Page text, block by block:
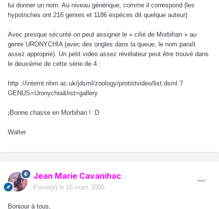
lui donner un nom. Au niveau générique, comme il correspond (les
hypotriches ont 216 genres et 1186 espèces dit quelque auteur)
Avec presque sécurité on peut assigner le « cilié de Morbihan » au
genre URONYCHIA (avec des ongles dans la queue, le nom paraît
assez approprié). Un petit video assez révélateur peut être trouvé dans
le deuxième de cette série de 4 :
http ://internt.nhm.ac.uk/jdsml/zoology/protistvideo/list.dsml ?
GENUS=Uronychia&list=gallery
¡Bonne chasse en Morbihan ! :D
Walter
Jean Marie Cavanihac
Posté(e) le 16 mars 2005
Bonjour à tous,